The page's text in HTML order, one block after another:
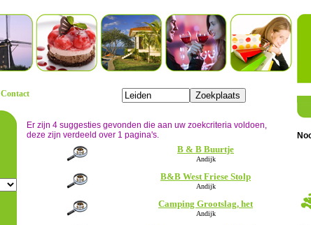
Contact
Er zijn 4 suggesties gevonden die aan uw zoekcriteria voldoen,
deze zijn verdeeld over 1 pagina's.
B & B Buurtje
Andijk
B&B West Friese Stolp
Andijk
Camping Grootslag, het
Andijk